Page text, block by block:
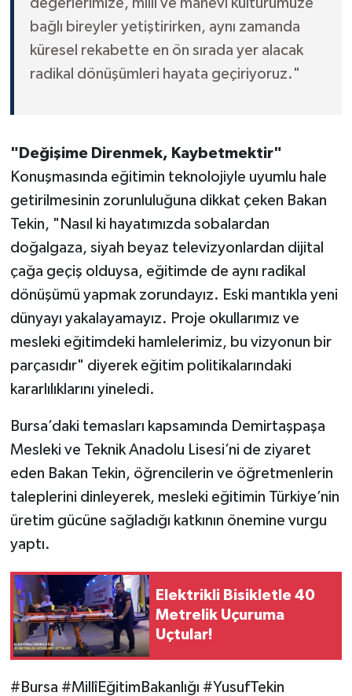
bağlı bireyler yetiştirirken, aynı zamanda
küresel rekabette en ön sırada yer alacak
radikal dönüşümleri hayata geçiriyoruz."
"Değişime Direnmek, Kaybetmektir"
Konuşmasında eğitimin teknolojiyle uyumlu hale
getirilmesinin zorunluluğuna dikkat çeken Bakan
Tekin, "Nasıl ki hayatımızda sobalardan
doğalgaza, siyah beyaz televizyonlardan dijital
çağa geçiş olduysa, eğitimde de aynı radikal
dönüşümü yapmak zorundayız. Eski mantıkla yeni
dünyayı yakalayamayız. Proje okullarımız ve
mesleki eğitimdeki hamlelerimiz, bu vizyonun bir
parçasıdır" diyerek eğitim politikalarındaki
kararlılıklarını yineledi.
Bursa’daki temasları kapsamında Demirtaşpaşa
Mesleki ve Teknik Anadolu Lisesi’ni de ziyaret
eden Bakan Tekin, öğrencilerin ve öğretmenlerin
taleplerini dinleyerek, mesleki eğitimin Türkiye’nin
üretim gücüne sağladığı katkının önemine vurgu
yaptı.
Elektrikli Bisikletle 40
Metrelik Uçuruma
Uçtular!
#Bursa #MillîEğitimBakanlığı #YusufTekin